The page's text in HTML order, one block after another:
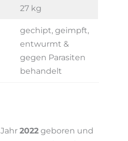
27 kg
gechipt, geimpft,
entwurmt &
gegen Parasiten
behandelt
2022 geboren und